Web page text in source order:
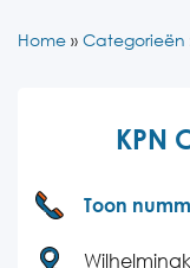
Home » Categorieën
KPN
Toon